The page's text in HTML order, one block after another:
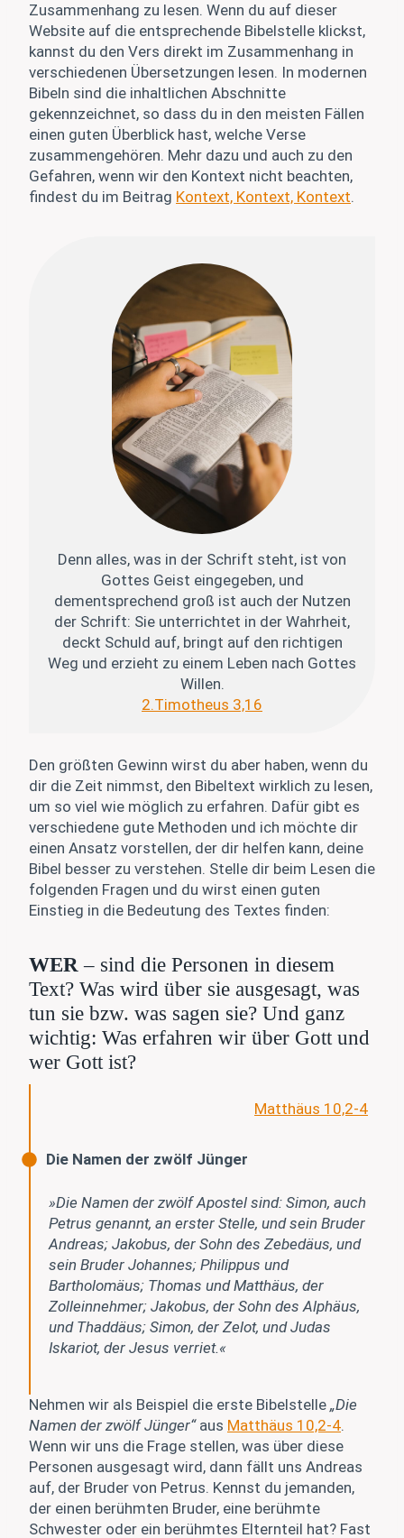
Zusammenhang zu lesen. Wenn du auf dieser
Website auf die entsprechende Bibelstelle klickst,
kannst du den Vers direkt im Zusammenhang in
verschiedenen Übersetzungen lesen. In modernen
Bibeln sind die inhaltlichen Abschnitte
gekennzeichnet, so dass du in den meisten Fällen
einen guten Überblick hast, welche Verse
zusammengehören. Mehr dazu und auch zu den
Gefahren, wenn wir den Kontext nicht beachten,
findest du im Beitrag Kontext, Kontext, Kontext.
Denn alles, was in der Schrift steht, ist von
Gottes Geist eingegeben, und
dementsprechend groß ist auch der Nutzen
der Schrift: Sie unterrichtet in der Wahrheit,
deckt Schuld auf, bringt auf den richtigen
Weg und erzieht zu einem Leben nach Gottes
Willen.
2.Timotheus 3,16
Den größten Gewinn wirst du aber haben, wenn du
dir die Zeit nimmst, den Bibeltext wirklich zu lesen,
um so viel wie möglich zu erfahren. Dafür gibt es
verschiedene gute Methoden und ich möchte dir
einen Ansatz vorstellen, der dir helfen kann, deine
Bibel besser zu verstehen. Stelle dir beim Lesen die
folgenden Fragen und du wirst einen guten
Einstieg in die Bedeutung des Textes finden:
WER – sind die Personen in diesem
Text? Was wird über sie ausgesagt, was
tun sie bzw. was sagen sie? Und ganz
wichtig: Was erfahren wir über Gott und
wer Gott ist?
Matthäus 10,2-4
Die Namen der zwölf Jünger
»Die Namen der zwölf Apostel sind: Simon, auch
Petrus genannt, an erster Stelle, und sein Bruder
Andreas; Jakobus, der Sohn des Zebedäus, und
sein Bruder Johannes; Philippus und
Bartholomäus; Thomas und Matthäus, der
Zolleinnehmer; Jakobus, der Sohn des Alphäus,
und Thaddäus; Simon, der Zelot, und Judas
Iskariot, der Jesus verriet.«
Nehmen wir als Beispiel die erste Bibelstelle „Die
Namen der zwölf Jünger“aus Matthäus 10,2-4.
Wenn wir uns die Frage stellen, was über diese
Personen ausgesagt wird, dann fällt uns Andreas
auf, der Bruder von Petrus. Kennst du jemanden,
der einen berühmten Bruder, eine berühmte
Schwester oder ein berühmtes Elternteil hat? Fast